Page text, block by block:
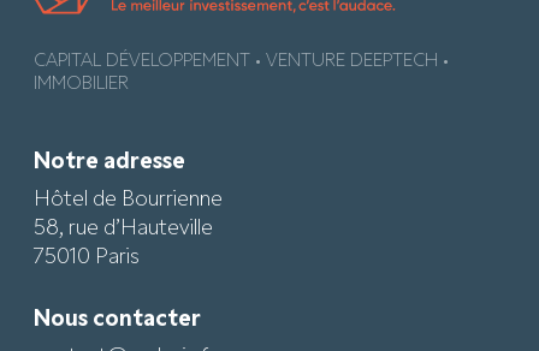
CAPITAL DÉVELOPPEMENT • VENTURE DEEPTECH •
IMMOBILIER
Notre adresse
Hôtel de Bourrienne
58, rue d’Hauteville
75010 Paris
Nous contacter